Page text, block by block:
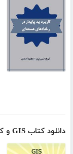
دانلود کتاب GIS و کاربرد آن در کشاورزی